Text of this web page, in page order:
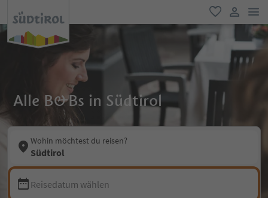
favorit
user link
Alle B&Bs in Südtirol
Wohin möchtest du reisen?
Südtirol
Reisedatum wählen